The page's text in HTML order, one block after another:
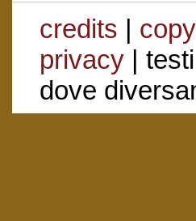
credits |
privacy|
dove